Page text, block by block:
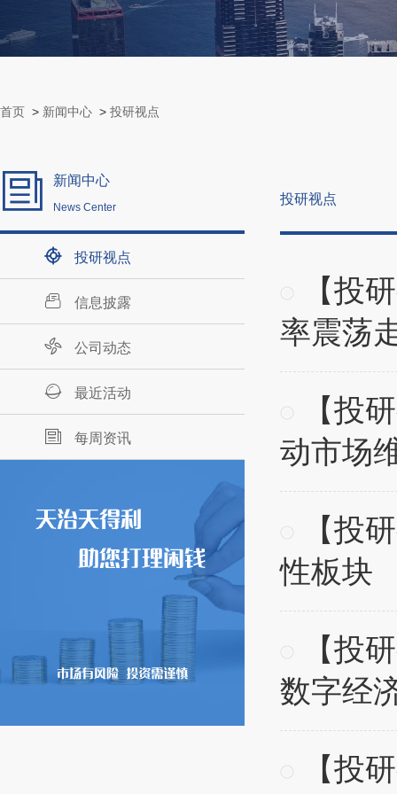
首页 > 新闻中心 > 投研视点
新闻中心
News Center
投研视点
信息披露
公司动态
最近活动
每周资讯
投研视点
【投
率震荡
【投
动市场
【投
性板块
【投
数字经
【投